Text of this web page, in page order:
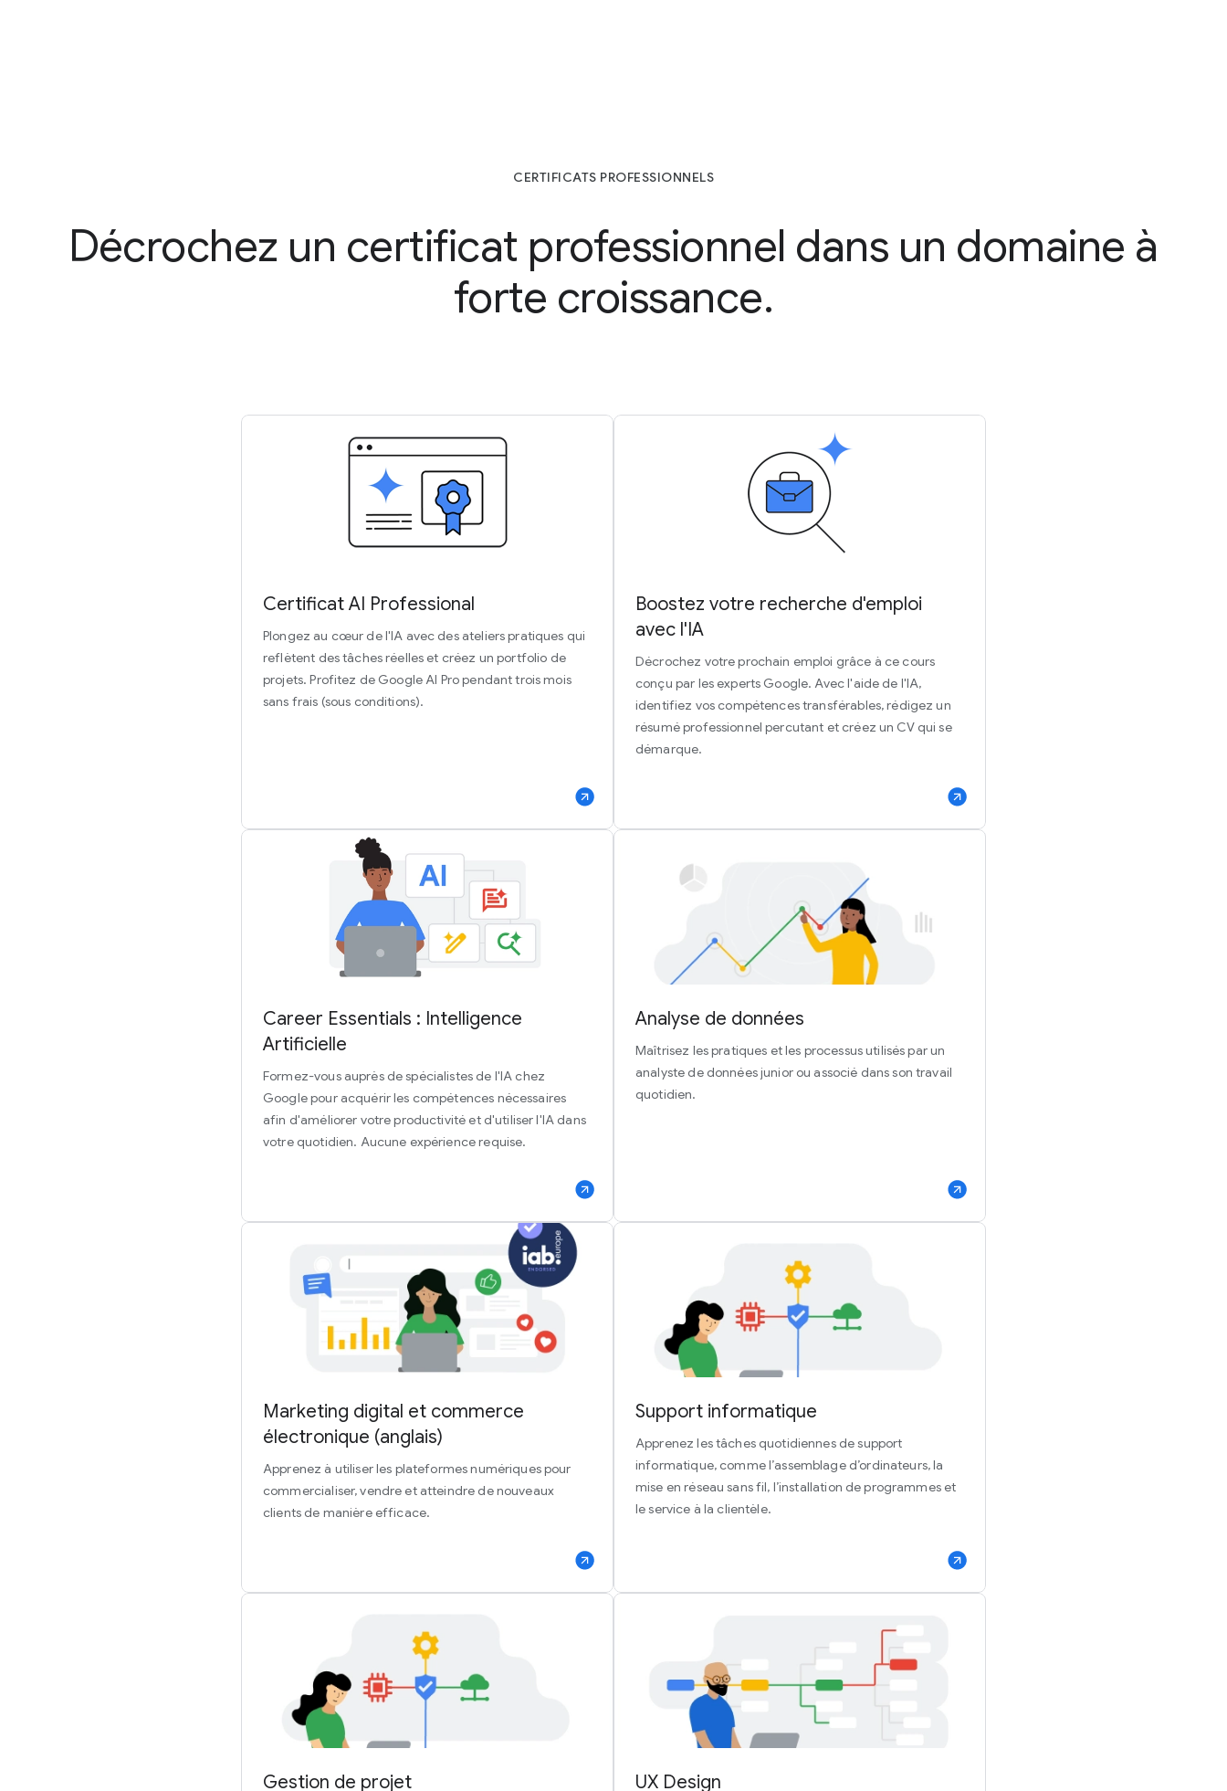
CERTIFICATS PROFESSIONNELS
Décrochez un certificat professionnel dans un domaine à
forte croissance.
Certificat AI Professional
Plongez au cœur de l'IA avec des ateliers pratiques qui
reflètent des tâches réelles et créez un portfolio de
projets. Profitez de Google AI Pro pendant trois mois
sans frais (sous conditions).
Boostez votre recherche d'emploi
avec l'IA
Décrochez votre prochain emploi grâce à ce cours
conçu par les experts Google. Avec l'aide de l'IA,
identifiez vos compétences transférables, rédigez un
résumé professionnel percutant et créez un CV qui se
démarque.
Career Essentials : Intelligence
Artificielle
Formez-vous auprès de spécialistes de l'IA chez
Google pour acquérir les compétences nécessaires
afin d'améliorer votre productivité et d'utiliser l'IA dans
votre quotidien. Aucune expérience requise.
Analyse de données
Maîtrisez les pratiques et les processus utilisés par un
analyste de données junior ou associé dans son travail
quotidien.
Marketing digital et commerce
électronique (anglais)
Apprenez à utiliser les plateformes numériques pour
commercialiser, vendre et atteindre de nouveaux
clients de manière efficace.
Support informatique
Apprenez les tâches quotidiennes de support
informatique, comme l’assemblage d’ordinateurs, la
mise en réseau sans fil, l’installation de programmes et
le service à la clientèle.
Gestion de projet UX Design